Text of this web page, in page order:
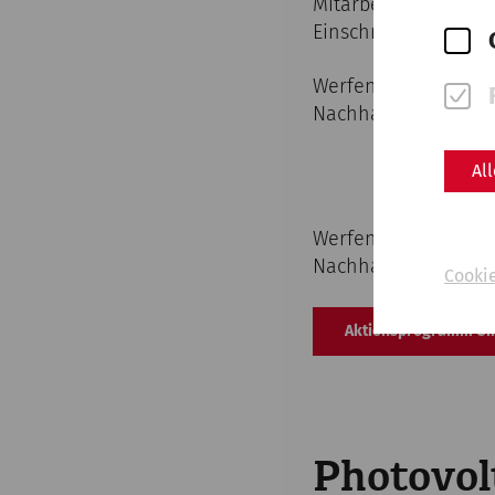
Einschränkung,
Werfen Sie auch
Nachhaltigkeit.
Werfen Sie auch
Nachhaltigkeit.
Aktionsprogramm